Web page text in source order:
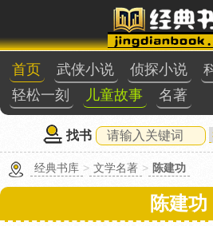
首页 武侠小说 侦探小说
轻松一刻
儿童故事 名著
找书
经典书库 > 文学名著 > 陈建功
陈建功